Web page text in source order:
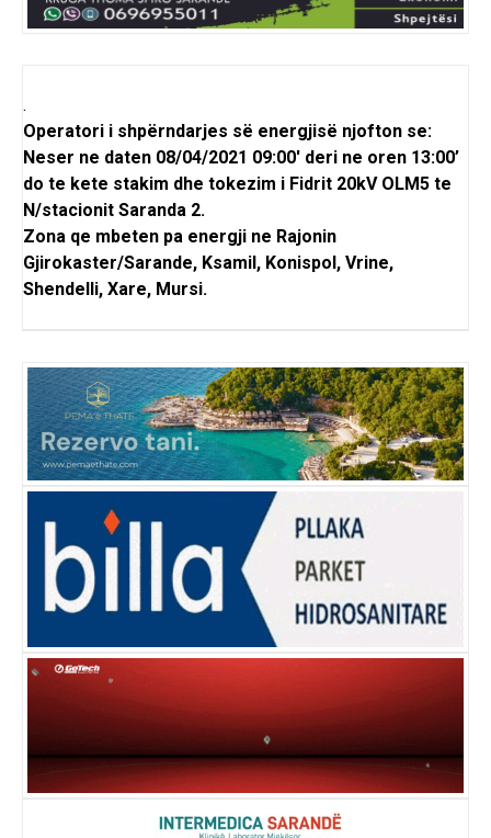
.
Operatori i shpërndarjes së energjisë njofton se:
Neser ne daten 08/04/2021 09:00′ deri ne oren 13:00’
do te kete stakim dhe tokezim i Fidrit 20kV OLM5 te
N/stacionit Saranda 2.
Zona qe mbeten pa energji ne Rajonin
Gjirokaster/Sarande, Ksamil, Konispol, Vrine,
Shendelli, Xare, Mursi.